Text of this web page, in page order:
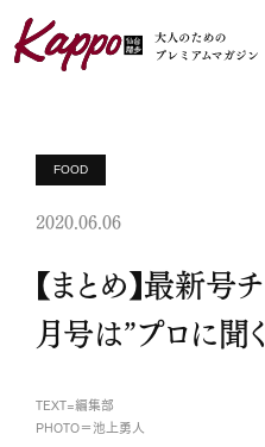
FOOD
2020.06.06
【まとめ】最新
月号は”プロに聞
TEXT=編集部
PHOTO＝池上勇人